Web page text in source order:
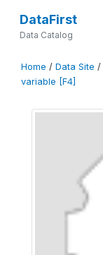
DataFirst
Data Catalog
Home / Data Site /
variable [F4]